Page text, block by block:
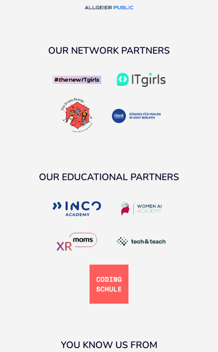
OUR NETWORK PARTNERS
OUR EDUCATIONAL PARTNERS
YOU KNOW US FROM